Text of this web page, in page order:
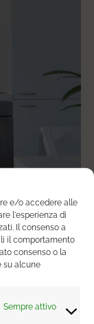
e/o accedere alle
l'esperienza di
Il consenso a
il comportamento
consenso o la
su alcune
Sempre attivo